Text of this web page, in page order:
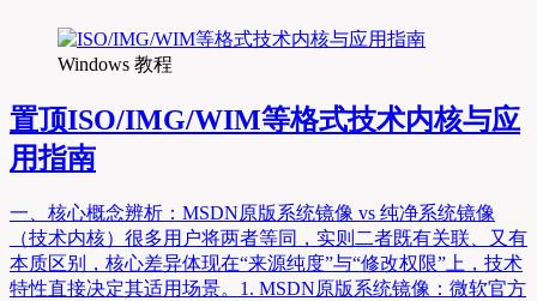
Windows 教程
置顶ISO/IMG/WIM等格式技术内核与应
用指南
一、核心概念辨析：MSDN原版系统镜像 vs 纯净系统镜像
（技术内核）很多用户将两者等同，实则二者既有关联、又有
本质区别，核心差异体现在“来源纯度”与“修改权限”上，技术
特性直接决定其适用场景。1. MSDN原版系统镜像：微软官方